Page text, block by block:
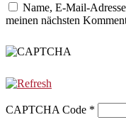
Name, E-Mail-
meinen nächsten
CAPTCHA Code *